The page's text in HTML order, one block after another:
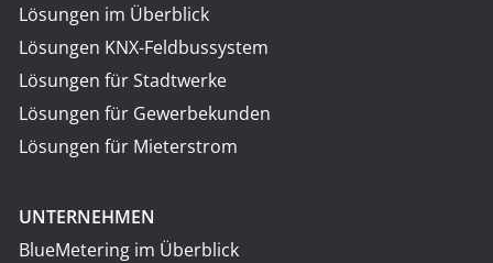
Lösungen im Überblick
Lösungen KNX-Feldbussystem
Lösungen für Stadtwerke
Lösungen für Gewerbekunden
Lösungen für Mieterstrom
UNTERNEHMEN
BlueMetering im Überblick